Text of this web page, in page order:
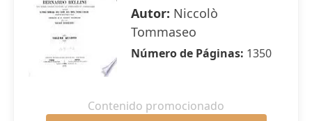
Autor: Niccolò
Tommaseo
Número de Páginas: 1350
Contenido promocionado